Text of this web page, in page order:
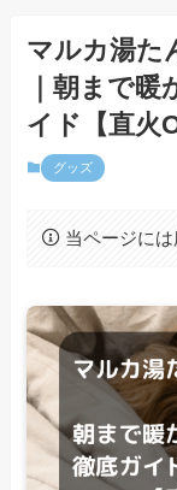
マルカ湯た
｜朝まで
イド【直火
グッズ
当ページには